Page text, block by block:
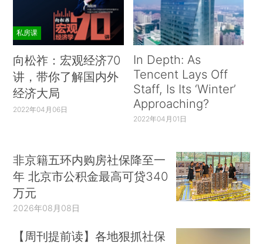
私房课
向松祚：宏观经济70
讲，带你了解国内外
经济大局
2022年04月06日
In Depth: As
Tencent Lays Off
Staff, Is Its ‘Winter’
Approaching?
2022年04月01日
非京籍五环内购房社保降至一
年 北京市公积金最高可贷340
万元
2026年08月08日
【周刊提前读】各地狠抓社保